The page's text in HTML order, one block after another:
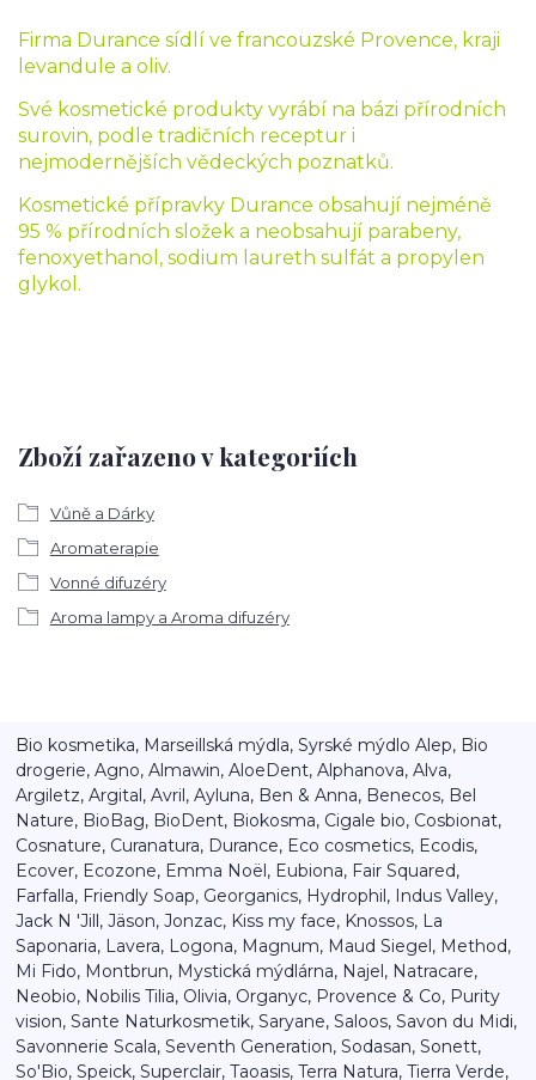
Firma Durance sídlí ve francouzské Provence, kraji
levandule a oliv.
Své kosmetické produkty vyrábí na bázi přírodních
surovin, podle tradičních receptur i
nejmodernějších vědeckých poznatků.
Kosmetické přípravky Durance obsahují nejméně
95 % přírodních složek a neobsahují parabeny,
fenoxyethanol, sodium laureth sulfát a propylen
glykol.
Zboží zařazeno v kategoriích
Vůně a Dárky
Aromaterapie
Vonné difuzéry
Aroma lampy a Aroma difuzéry
Bio kosmetika, Marseillská mýdla, Syrské mýdlo Alep, Bio
drogerie, Agno, Almawin, AloeDent, Alphanova, Alva,
Argiletz, Argital, Avril, Ayluna, Ben & Anna, Benecos, Bel
Nature, BioBag, BioDent, Biokosma, Cigale bio, Cosbionat,
Cosnature, Curanatura, Durance, Eco cosmetics, Ecodis,
Ecover, Ecozone, Emma Noël, Eubiona, Fair Squared,
Farfalla, Friendly Soap, Georganics, Hydrophil, Indus Valley,
Jack N 'Jill, Jäson, Jonzac, Kiss my face, Knossos, La
Saponaria, Lavera, Logona, Magnum, Maud Siegel, Method,
Mi Fido, Montbrun, Mystická mýdlárna, Najel, Natracare,
Neobio, Nobilis Tilia, Olivia, Organyc, Provence & Co, Purity
vision, Sante Naturkosmetik, Saryane, Saloos, Savon du Midi,
Savonnerie Scala, Seventh Generation, Sodasan, Sonett,
So'Bio, Speick, Superclair, Taoasis, Terra Natura, Tierra Verde,